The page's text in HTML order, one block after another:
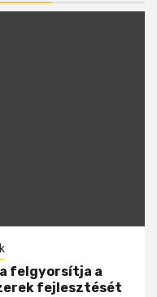
felgyorsítja a
fejlesztését